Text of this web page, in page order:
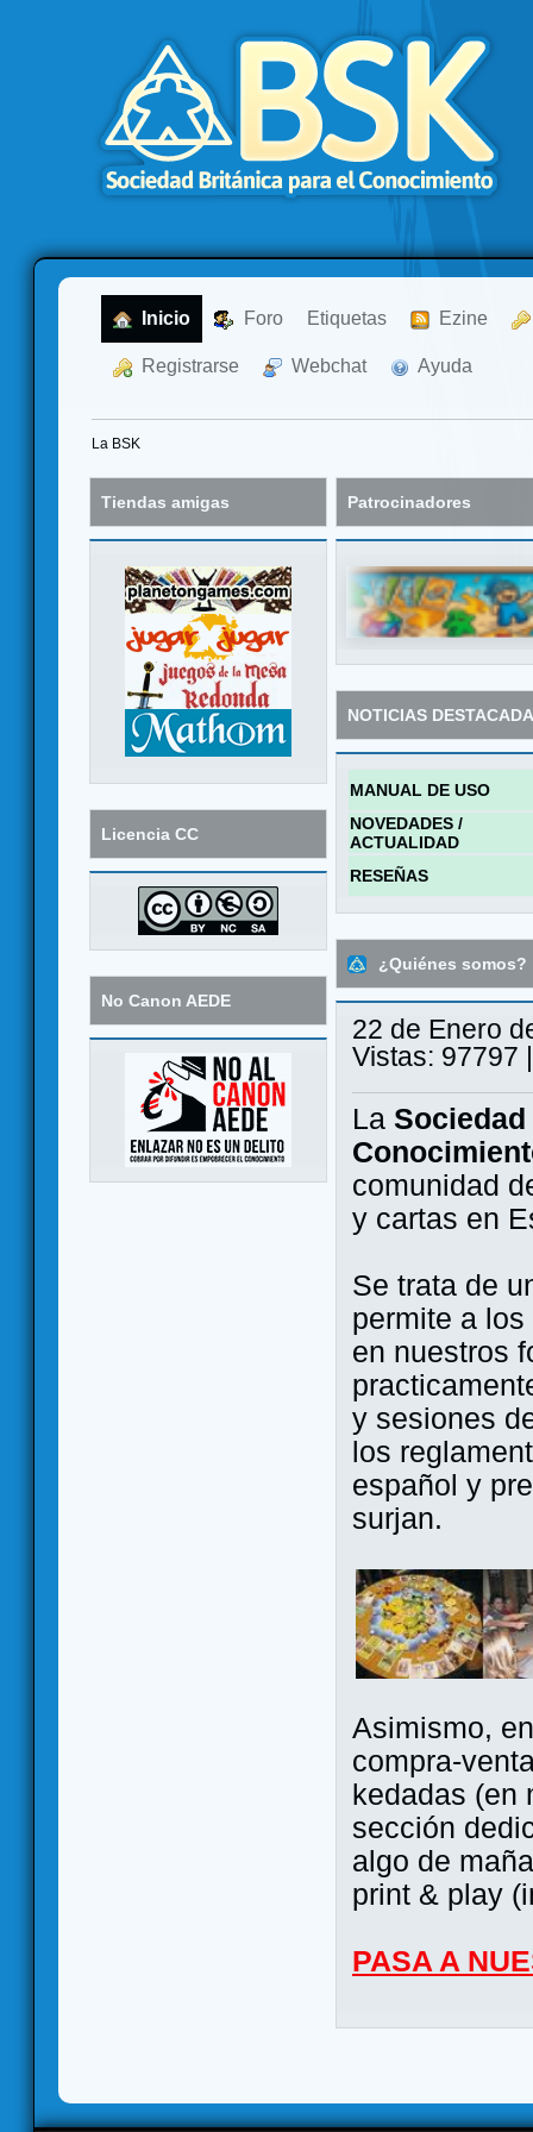
Inicio Foro Etiquetas Ezine
Registrarse Webchat Ayuda
La BSK
Tiendas amigas
Licencia CC
No Canon AEDE
Patrocinadores
NOTICIAS
MANUAL DE USO
NOVEDADES /
ACTUALIDAD
RESEÑAS
¿Quiénes somos?
22 de Enero
Vistas: 97797
La
comunidad
y cartas en
Se trata de
permite a
en nuestros
y sesiones
los
español y
surjan.
Asimismo,
compra-
kedadas (en
sección
algo de
print & play
PASA A